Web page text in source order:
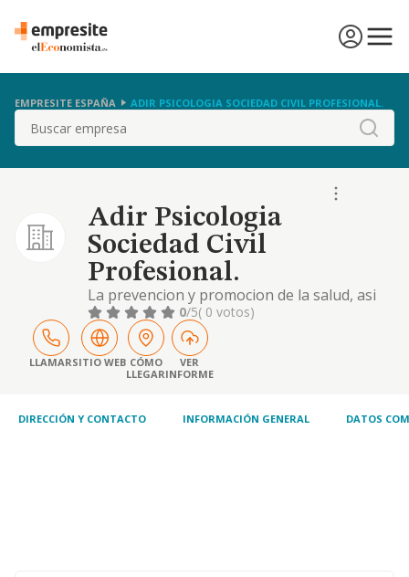
EMPRESITE ESPAÑA ADIR PSICOLOGIA SOCIEDAD CIVIL PROFESIONAL.
Buscar
Adir Psicologia
Sociedad Civil
Profesional.
La prevencion y promocion de la salud, asi
como la atencion sanitaria centrada en la
evalucacion, diagnostico, intervencion y
rehabilitacion psicologica y neuropsicologica
0/5( 0 votos)
LLAMARSITIO WEB CÓMO
LLEGAR
VER
INFORME
DIRECCIÓN Y CONTACTO INFORMACIÓN GENERAL DATOS